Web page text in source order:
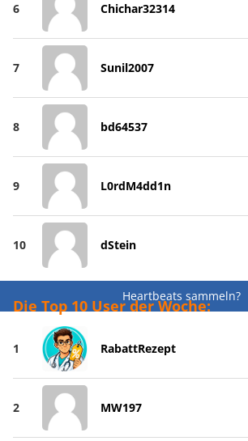
6 Chichar32314
7 Sunil2007
8 bd64537
9 L0rdM4dd1n
10 dStein
Heartbeats sammeln?
Die Top 10 User der Woche:
1 RabattRezept
2 MW197